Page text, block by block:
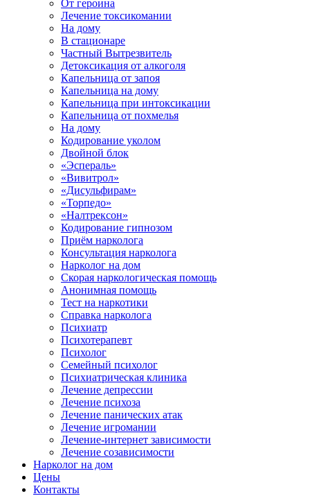
От героина
Лечение токсикомании
На дому
В стационаре
Частный Вытрезвитель
Детоксикация от алкоголя
Капельница от запоя
Капельница на дому
Капельница при интоксикации
Капельница от похмелья
На дому
Кодирование уколом
Двойной блок
«Эспераль»
«Вивитрол»
«Дисульфирам»
«Торпедо»
«Налтрексон»
Кодирование гипнозом
Приём нарколога
Консультация нарколога
Нарколог на дом
Скорая наркологическая помощь
Анонимная помощь
Тест на наркотики
Справка нарколога
Психиатр
Психотерапевт
Психолог
Семейный психолог
Психиатрическая клиника
Лечение депрессии
Лечение психоза
Лечение панических атак
Лечение игромании
Лечение-интернет зависимости
Лечение созависимости
Нарколог на дом
Цены
Контакты